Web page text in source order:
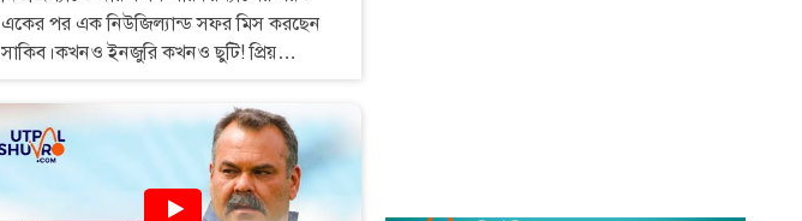
একের পর এক নিউজিল্যান্ড সফর মিস করছেন
সাকিব।কখনও ইনজুরি কখনও ছুটি! প্রিয়
একটুও সাকিবকে পোড়ায় না?